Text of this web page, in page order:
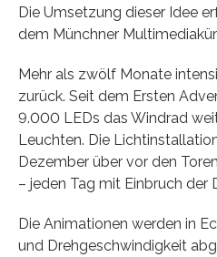
Die Umsetzung dieser Idee
dem Münchner
Mehr als zwölf Monate
zurück. Seit dem Ersten
9.000 LEDs das Windrad
Leuchten. Die
Dezember über vor den
– jeden Tag mit Einbruch der
Die Animationen werden in
und Drehgeschwindigkeit